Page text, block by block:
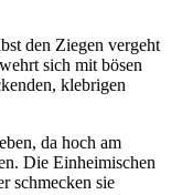
den Ziegen vergeht
sich mit bösen
klebrigen
da hoch am
Die Einheimischen
schmecken sie